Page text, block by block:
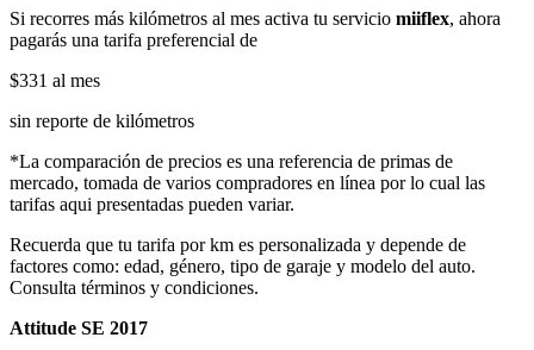
Si recorres más kilómetros al mes activa tu servicio miiflex, ahora
pagarás una tarifa preferencial de
$331 al mes
sin reporte de kilómetros
*La comparación de precios es una referencia de primas de
mercado, tomada de varios compradores en línea por lo cual las
tarifas aqui presentadas pueden variar.
Recuerda que tu tarifa por km es personalizada y depende de
factores como: edad, género, tipo de garaje y modelo del auto.
Consulta términos y condiciones.
Attitude SE 2017